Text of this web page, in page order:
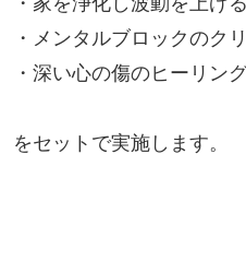
・メンタルブロックのク
・深い心の傷のヒーリン
をセットで実施します。